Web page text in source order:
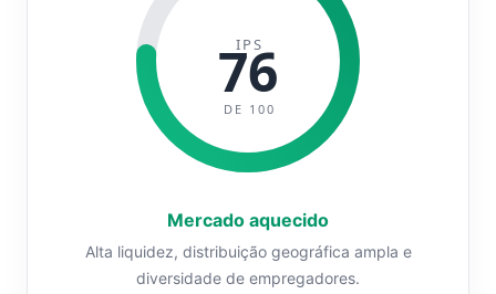
IPS
76
DE 100
Mercado aquecido
Alta liquidez, distribuição geográfica ampla e
diversidade de empregadores.